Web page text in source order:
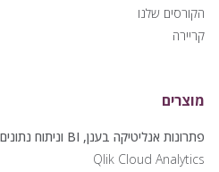
הקורסים שלנו
קריירה
מוצרים
פתרונות אנליטיקה בענן, BI וניתוח נתונים | קליק סנס
Qlik Cloud Analytics